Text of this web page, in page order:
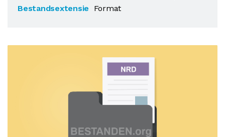
Bestandsextensie
Format